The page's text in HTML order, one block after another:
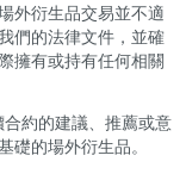
外衍生品交易並不適
們的法律文件，並確
擁有或持有任何相關
約的建議、推薦或意
礎的場外衍生品。